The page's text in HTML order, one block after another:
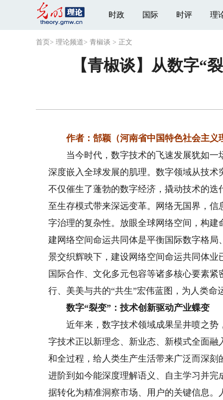
时政 国际 时评 理
首页 > 理论频道> 青椒谈 > 正文
【青椒谈】从数字“
作者：郜颖（河南省中国特色社会主义
当今时代，数字技术的飞速发展犹如一
深度嵌入全球发展的肌理。数字领域从技
不仅催生了蓬勃的数字经济，撬动技术的
至生存模式带来深远变革。网络无国界，
字治理的复杂性。放眼全球网络空间，构
建网络空间命运共同体是平衡国际数字格
景交织辉映下，建设网络空间命运共同体
国际合作、文化多元包容等诸多核心要素
行、美美与共的“共生”宏伟蓝图，为人类
数字“裂变”：技术创新驱动产业蝶变
近年来，数字技术领域成果呈井喷之势
字技术正以新理念、新业态、新模式全面
和全过程，给人类生产生活带来广泛而深
进阶到如今能深度理解语义、自主学习并
据转化为精准洞察市场、用户的关键信息